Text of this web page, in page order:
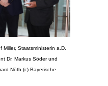
Staatsministerin a.D.
Dr. Markus Söder und
Nöth (c) Bayerische